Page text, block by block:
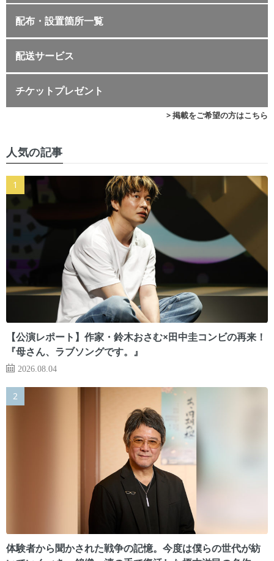
配布・設置箇所一覧
配送サービス
チケットプレゼント
> 掲載をご希望の方はこちら
人気の記事
【公演レポート】作家・鈴木おさむ×田中圭コンビの再来！
『母さん、ラブソングです。』
2026.08.04
体験者から聞かされた戦争の記憶。今度は僕らの世代が紡